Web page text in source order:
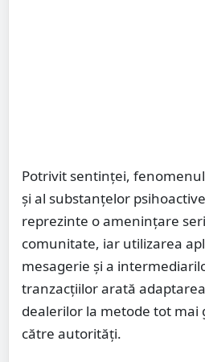
Potrivit sentinței,
și al substanțelor
reprezinte o amenințare
comunitate, iar utilizarea
mesagerie și a
tranzacțiilor arată
dealerilor la metode tot mai
către autorități.